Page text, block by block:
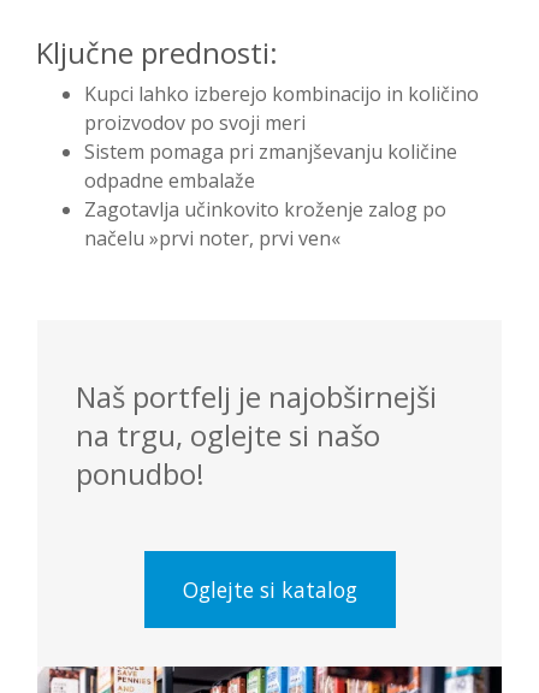
Ključne prednosti:
Kupci lahko izberejo kombinacijo in količino
proizvodov po svoji meri
Sistem pomaga pri zmanjševanju količine
odpadne embalaže
Zagotavlja učinkovito kroženje zalog po
načelu »prvi noter, prvi ven«
Naš portfelj je najobširnejši
na trgu, oglejte si našo
ponudbo!
Oglejte si katalog